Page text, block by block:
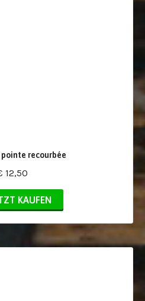
pointe recourbée
12,50
KAUFEN